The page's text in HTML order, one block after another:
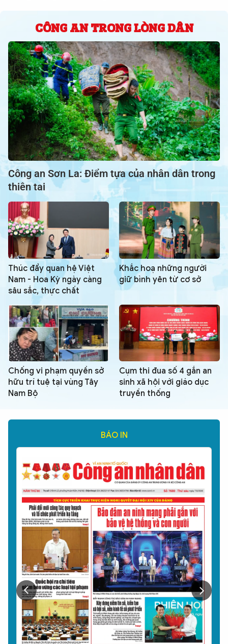
CÔNG AN TRONG LÒNG DÂN
Công an Sơn La: Điểm tựa của nhân dân trong
thiên tai
Thúc đẩy quan hệ Việt
Nam - Hoa Kỳ ngày càng
sâu sắc, thực chất
Khắc hoạ những người
giữ bình yên từ cơ sở
Chống vi phạm quyền sở
hữu trí tuệ tại vùng Tây
Nam Bộ
Cụm thi đua số 4 gắn an
sinh xã hội với giáo dục
truyền thống
BÁO IN